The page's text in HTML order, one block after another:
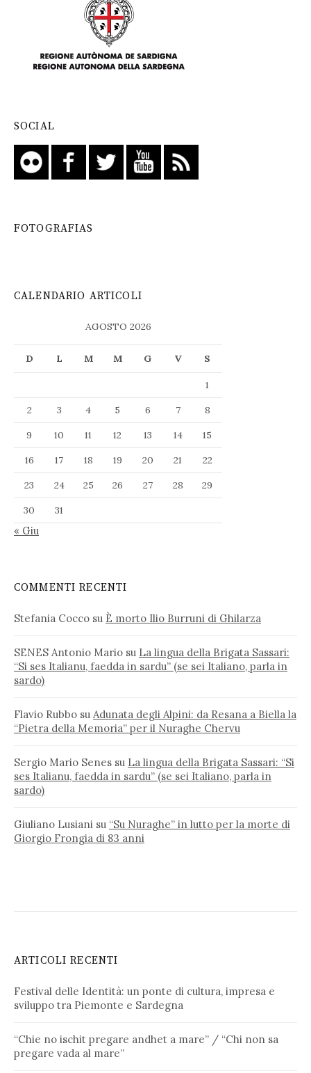
SOCIAL
FOTOGRAFIAS
CALENDARIO ARTICOLI
AGOSTO 2026
D L M M G V S
1
2
3 4 5 6 7
8
9
10 11 12 13 14
15
16
17 18 19 20 21
22
23
24 25 26 27 28
29
30
31
« Giu
COMMENTI RECENTI
Stefania Cocco su È morto Ilio Burruni di Ghilarza
SENES Antonio Mario su La lingua della Brigata Sassari:
“Si ses Italianu, faedda in sardu” (se sei Italiano, parla in
sardo)
Flavio Rubbo su Adunata degli Alpini: da Resana a Biella la
“Pietra della Memoria” per il Nuraghe Chervu
Sergio Mario Senes su La lingua della Brigata Sassari: “Si
ses Italianu, faedda in sardu” (se sei Italiano, parla in
sardo)
Giuliano Lusiani su “Su Nuraghe” in lutto per la morte di
Giorgio Frongia di 83 anni
ARTICOLI RECENTI
Festival delle Identità: un ponte di cultura, impresa e
sviluppo tra Piemonte e Sardegna
“Chie no ischit pregare andhet a mare” / “Chi non sa
pregare vada al mare”